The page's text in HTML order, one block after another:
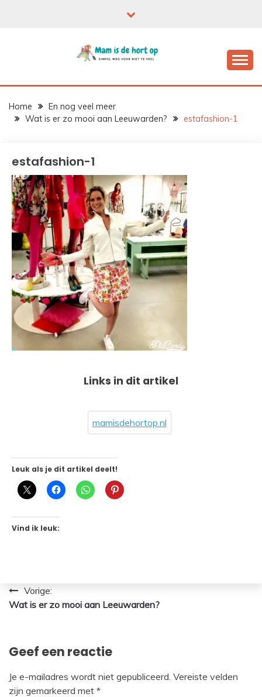
Home
En nog veel meer
Wat is er zo mooi aan Leeuwarden?
estafashion-1
estafashion-1
Links in dit artikel
mamisdehortop.nl
Leuk als je dit artikel deelt!
Vind ik leuk:
Bericht
navigatie
Vorige:
Wat is er zo mooi aan Leeuwarden?
Geef een reactie
Je e-mailadres wordt niet gepubliceerd. Vereiste velden
zijn gemarkeerd met *